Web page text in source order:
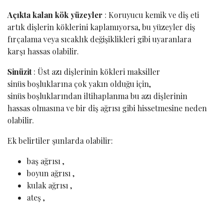
Açıkta kalan kök yüzeyler : Koruyucu kemik ve diş eti
artık dişlerin köklerini kaplamıyorsa, bu yüzeyler diş
fırçalama veya sıcaklık değişiklikleri gibi uyaranlara
karşı hassas olabilir.
Sinüzit: Üst azı dişlerinin kökleri maksiller
sinüs boşluklarına çok yakın olduğu için,
sinüs boşluklarından iltihaplanma bu azı dişlerinin
hassas olmasına ve bir diş ağrısı gibi hissetmesine neden
olabilir.
Ek belirtiler şunlarda olabilir:
baş ağrısı ,
boyun ağrısı ,
kulak ağrısı ,
ateş ,